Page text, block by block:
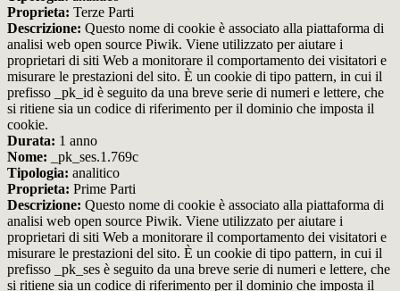
Proprieta: Terze Parti
Descrizione: Questo nome di cookie è associato alla piattaforma di
analisi web open source Piwik. Viene utilizzato per aiutare i
proprietari di siti Web a monitorare il comportamento dei visitatori e
misurare le prestazioni del sito. È un cookie di tipo pattern, in cui il
prefisso _pk_id è seguito da una breve serie di numeri e lettere, che
si ritiene sia un codice di riferimento per il dominio che imposta il
cookie.
Durata: 1 anno
Nome: _pk_ses.1.769c
Tipologia: analitico
Proprieta: Prime Parti
Descrizione: Questo nome di cookie è associato alla piattaforma di
analisi web open source Piwik. Viene utilizzato per aiutare i
proprietari di siti Web a monitorare il comportamento dei visitatori e
misurare le prestazioni del sito. È un cookie di tipo pattern, in cui il
prefisso _pk_ses è seguito da una breve serie di numeri e lettere, che
si ritiene sia un codice di riferimento per il dominio che imposta il